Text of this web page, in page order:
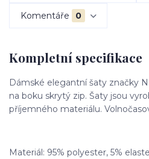
Komentáře 0
Kompletní specifikace
Dámské elegantní šaty značky
na boku skrytý zip. Šaty jsou
příjemného materiálu.
Materiál: 95% polyester, 5%